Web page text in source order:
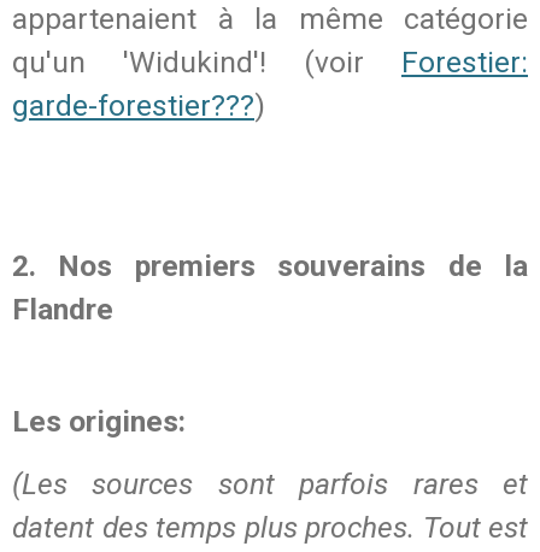
appartenaient à la même catégorie
qu'un 'Widukind'! (voir Forestier:
garde-forestier???)
2. Nos premiers souverains de la
Flandre
Les origines:
(Les sources sont parfois rares et
datent des temps plus proches. Tout est